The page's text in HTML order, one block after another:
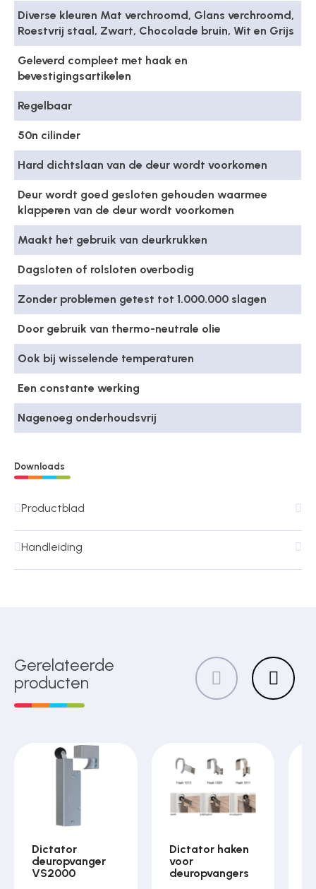
Diverse kleuren Mat verchroomd, Glans verchroomd,
Roestvrij staal, Zwart, Chocolade bruin, Wit en Grijs
Geleverd compleet met haak en
bevestigingsartikelen
Regelbaar
50n cilinder
Hard dichtslaan van de deur wordt voorkomen
Deur wordt goed gesloten gehouden waarmee
klapperen van de deur wordt voorkomen
Maakt het gebruik van deurkrukken
Dagsloten of rolsloten overbodig
Zonder problemen getest tot 1.000.000 slagen
Door gebruik van thermo-neutrale olie
Ook bij wisselende temperaturen
Een constante werking
Nagenoeg onderhoudsvrij
Downloads
Productblad
Handleiding
Gerelateerde
producten
Dictator
deuropvanger
VS2000
Dictator haken
voor
deuropvangers